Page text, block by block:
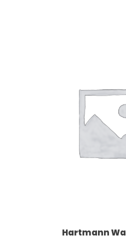
Hartmann